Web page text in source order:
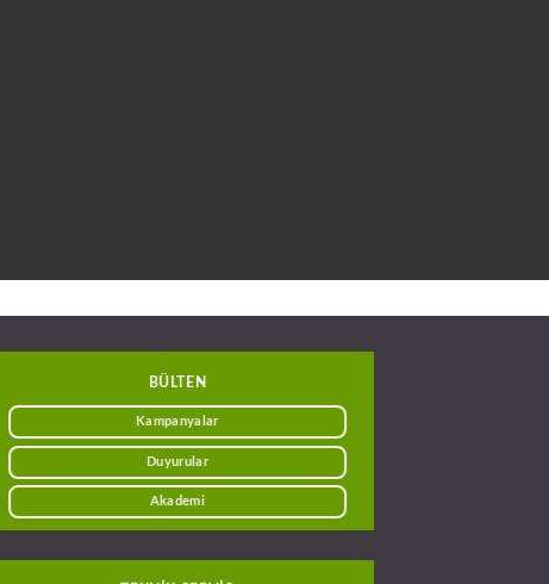
BÜLTEN
Kampanyalar
Duyurular
Akademi